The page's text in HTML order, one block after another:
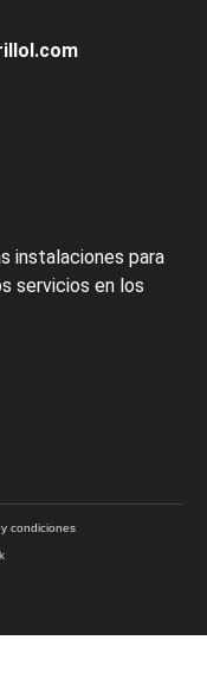
instalaciones para
servicios en los
condiciones